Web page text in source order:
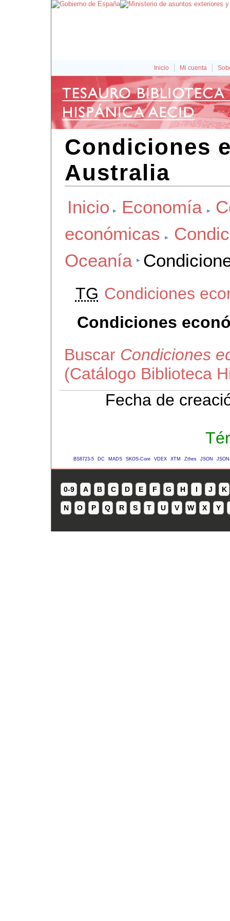
Inicio Mi cuenta
Condiciones
Australia
Inicio Economía
económicas
Oceanía
TG Condiciones
Condiciones
Buscar Condiciones
(Catálogo Biblioteca
Fecha de
BS8723-5 DC MADS SKOS-Core VDEX XTM Zthes JSON
0-9 A B C D E F G H I J K
N O P Q R S T U V W X Y